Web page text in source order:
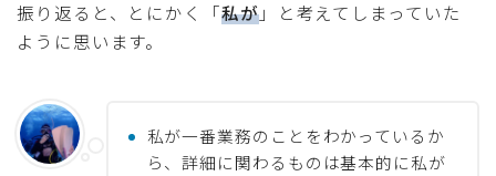
振り返ると、とにかく「私が」と考えてしまっていた
ように思います。
私が一番業務のことをわかっているか
ら、詳細に関わるものは基本的に私が